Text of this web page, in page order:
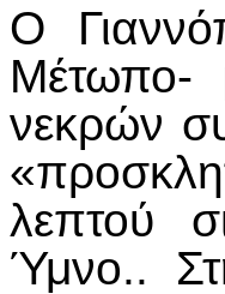
Ο
Μέτωπο-
νεκρών
λεπτού
Ύμνο..